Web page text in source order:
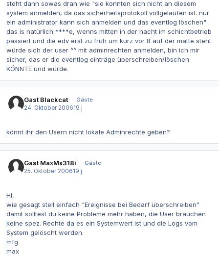
steht dann sowas dran wie "sie konnten sich nicht an diesem
system anmelden, da das sicherheitsprotokoll vollgelaufen ist. nur
ein administrator kann sich anmelden und das eventlog löschen"
das is natürlich ****e, wenns mitten in der nacht im schichtbetrieb
passiert und die edv erst zu früh um kurz vor 8 auf der matte steht.
würde sich der user ^^ mit adminrechten anmelden, bin ich mir
sicher, das er die eventlog einträge überschreiben/löschen
KÖNNTE und würde.
Gast Blackcat
Gäste
24. Oktober 200619 j
könnt ihr den Usern nicht lokale Adminrechte geben?
Gast MaxMx318i
Gäste
25. Oktober 200619 j
Hi,
wie gesagt stell einfach "Ereignisse bei Bedarf überschreiben"
damit solltest du keine Probleme mehr haben, die User brauchen
keine spez. Rechte da es ein Systemwert ist und die Logs vom
System gelöscht werden.
mfg
max